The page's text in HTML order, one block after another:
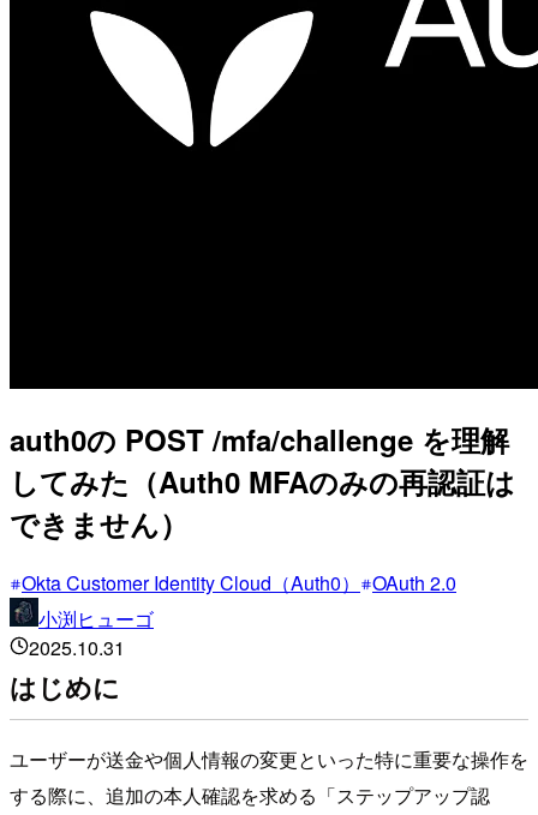
auth0の POST /mfa/challenge を理解
してみた（Auth0 MFAのみの再認証は
できません）
Okta Customer Identity Cloud（Auth0）
OAuth 2.0
小渕ヒューゴ
2025.10.31
はじめに
ユーザーが送金や個人情報の変更といった特に重要な操作を
する際に、追加の本人確認を求める「ステップアップ認